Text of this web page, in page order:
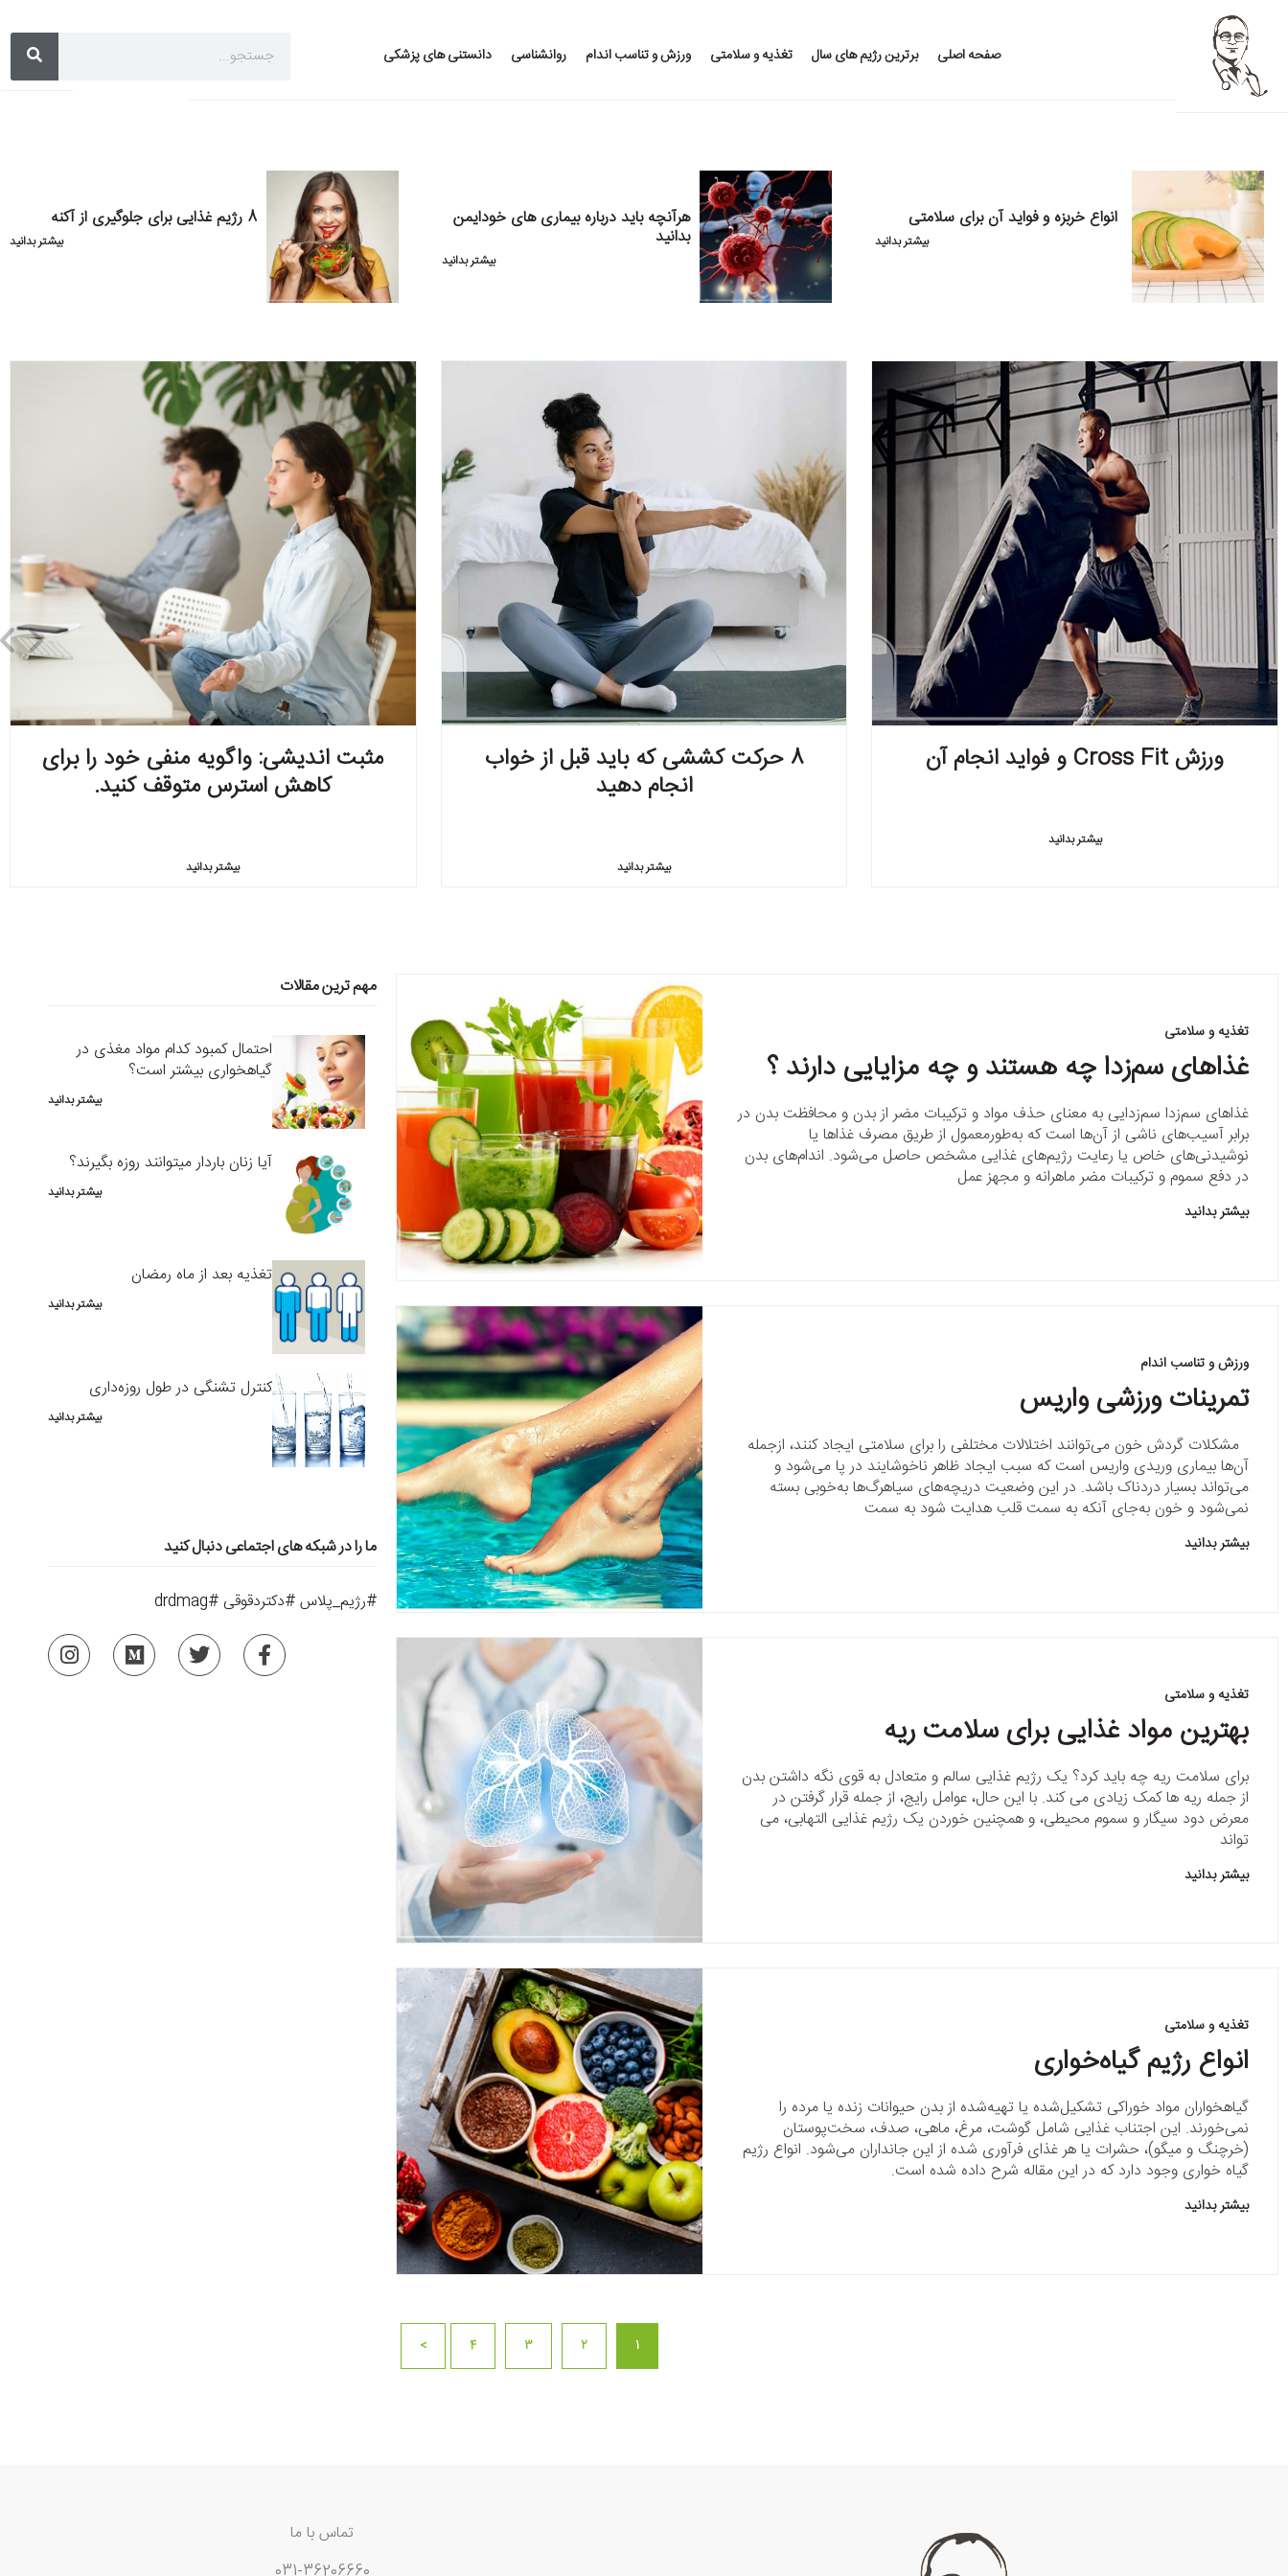
صفحه اصلی برترین رژیم های سال تغذیه و سلامتی ورزش و تناسب اندام روانشناسی دانستنی های پزشکی
انواع خربزه و فواید آن برای سلامتی
بیشتر بدانید
هرآنچه باید درباره بیماری های خودایمن
بدانید
بیشتر بدانید
8 رژیم غذایی برای جلوگیری از آکنه
بیشتر بدانید
ورزش Cross Fit و فواید انجام آن
بیشتر بدانید
8 حرکت کششی که باید قبل از خواب
انجام دهید
بیشتر بدانید
مثبت اندیشی: واگویه منفی خود را برای
کاهش استرس متوقف کنید.
بیشتر بدانید
تغذیه و سلامتی
غذاهای سم‌زدا چه هستند و چه مزایایی دارند ؟
غذاهای سم‌زدا سم‌زدایی به معنای حذف مواد و ترکیبات مضر از بدن و محافظت بدن در
برابر آسیب‌های ناشی از آن‌ها است که به‌طورمعمول از طریق مصرف غذاها یا
نوشیدنی‌های خاص یا رعایت رژیم‌های غذایی مشخص حاصل می‌شود. اندام‌های بدن
در دفع سموم و ترکیبات مضر ماهرانه و مجهز عمل
بیشتر بدانید
ورزش و تناسب اندام
تمرینات ورزشی واریس
مشکلات گردش خون می‌توانند اختلالات مختلفی را برای سلامتی ایجاد کنند، ازجمله
آن‌ها بیماری وریدی واریس است که سبب ایجاد ظاهر ناخوشایند در پا می‌شود و
می‌تواند بسیار دردناک باشد. در این وضعیت دریچه‌های سیاهرگ‌ها به‌خوبی بسته
نمی‌شود و خون به‌جای آنکه به سمت قلب هدایت شود به سمت
بیشتر بدانید
تغذیه و سلامتی
بهترین مواد غذایی برای سلامت ریه
برای سلامت ریه چه باید کرد؟ یک رژیم غذایی سالم و متعادل به قوی نگه داشتن بدن
از جمله ریه ها کمک زیادی می کند. با این حال، عوامل رایج، از جمله قرار گرفتن در
معرض دود سیگار و سموم محیطی، و همچنین خوردن یک رژیم غذایی التهابی، می
تواند
بیشتر بدانید
تغذیه و سلامتی
انواع رژیم گیاه‌خواری
گیاهخواران مواد خوراکی تشکیل‌شده یا تهیه‌شده از بدن حیوانات زنده یا مرده را
نمی‌خورند. این اجتناب غذایی شامل گوشت، مرغ، ماهی، صدف، سخت‌پوستان
(خرچنگ و میگو)، حشرات یا هر غذای فرآوری شده از این جانداران می‌شود. انواع رژیم
گیاه خواری وجود دارد که در این مقاله شرح داده شده است.
بیشتر بدانید
1
2
3
4
>
مهم ترین مقالات
احتمال کمبود کدام مواد مغذی در
گیاهخواری بیشتر است؟
بیشتر بدانید
آیا زنان باردار میتوانند روزه بگیرند؟
بیشتر بدانید
تغذیه بعد از ماه رمضان
بیشتر بدانید
کنترل تشنگی در طول روزه‌داری
بیشتر بدانید
ما را در شبکه های اجتماعی دنبال کنید
#رژیم_پلاس #دکتردقوقی #drdmag
تماس با ما